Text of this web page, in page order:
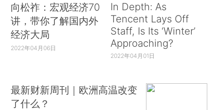
向松祚：宏观经济70
讲，带你了解国内外
经济大局
2022年04月06日
In Depth: As
Tencent Lays Off
Staff, Is Its ‘Winter’
Approaching?
2022年04月01日
最新财新周刊｜欧洲高温改变
了什么？